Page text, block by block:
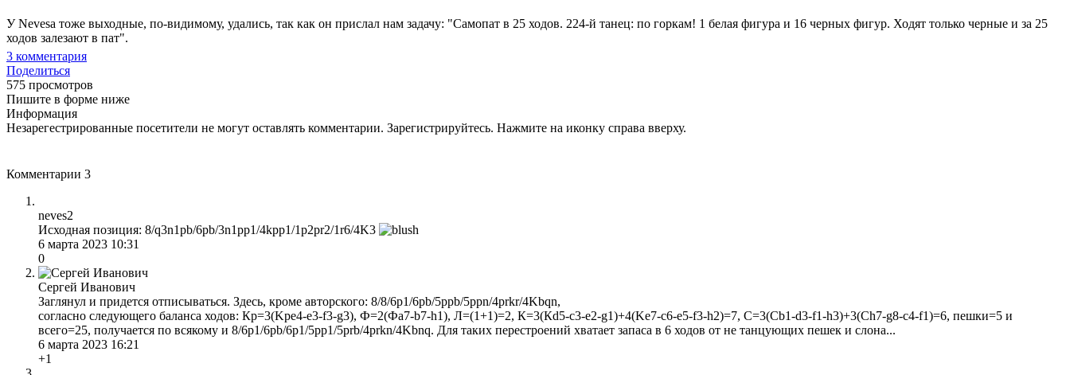
У Nevesa тоже выходные, по-видимому, удались, так как он прислал нам задачу: "Самопат в 25 ходов. 224-й танец: по горкам! 1 белая фигура и 16 черных фигур. Ходят только черные и за 25
ходов залезают в пат".
3 комментария
Поделиться
575 просмотров
Пишите в форме ниже
Информация
Незарегестрированные посетители не могут оставлять комментарии. Зарегистрируйтесь. Нажмите на иконку справа вверху.
Комментарии 3
neves2
Исходная позиция: 8/q3n1pb/6pb/3n1pp1/4kpp1/1p2pr2/1r6/4K3
6 марта 2023 10:31
0
Сергей Иванович
Заглянул и придется отписываться. Здесь, кроме авторского: 8/8/6p1/6pb/5ppb/5ppn/4prkr/4Kbqn,
согласно следующего баланса ходов: Кр=3(Kpе4-е3-f3-g3), Ф=2(Фa7-b7-h1), Л=(1+1)=2, К=3(Кd5-c3-e2-g1)+4(Ke7-c6-e5-f3-h2)=7, C=3(Cb1-d3-f1-h3)+3(Ch7-g8-c4-f1)=6, пешки=5 и
всего=25, получается по всякому и 8/6p1/6pb/6p1/5pp1/5prb/4prkn/4Kbnq. Для таких перестроений хватает запаса в 6 ходов от не танцующих пешек и слона...
6 марта 2023 16:21
+1